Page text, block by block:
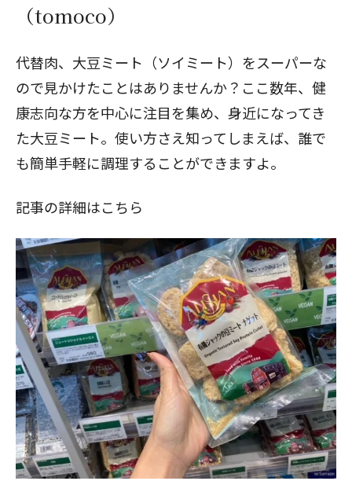
（tomoco）
代替肉、大豆ミート（ソイミート）をスーパーな
ので見かけたことはありませんか？ここ数年、健
康志向な方を中心に注目を集め、身近になってき
た大豆ミート。使い方さえ知ってしまえば、誰で
も簡単手軽に調理することができますよ。
記事の詳細はこちら